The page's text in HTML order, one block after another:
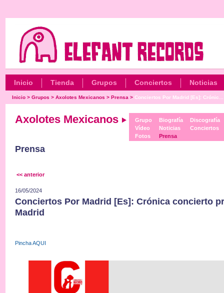
Inicio Tienda Grupos Conciertos Noticias
Inicio> Grupos > Axolotes Mexicanos > Prensa > Conciertos Por Madrid [Es]: Crónic...
Axolotes Mexicanos
Grupo
Vídeo
Fotos
Biografía
Noticias
Prensa
Discografía
Conciertos
Prensa
<< anterior
16/05/2024
Conciertos Por Madrid [Es]: Crónica concierto
Madrid
Pincha AQUI